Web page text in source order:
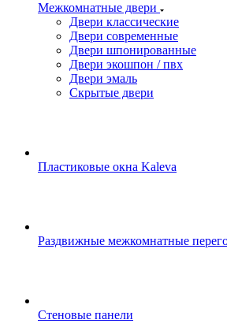
Межкомнатные двери
Двери классические
Двери современные
Двери шпонированные
Двери экошпон / пвх
Двери эмаль
Скрытые двери
Пластиковые окна Kaleva
Раздвижные межкомнатные
Стеновые панели